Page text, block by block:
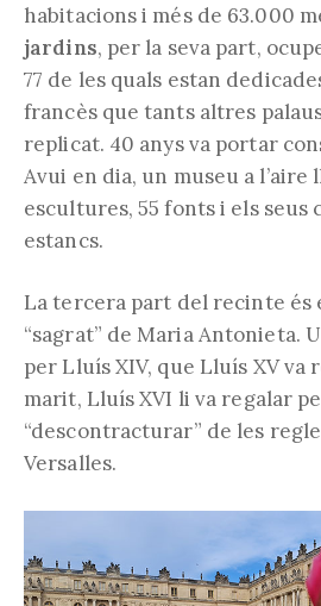
habitacions i més de 63.000
jardins, per la seva part,
77 de les quals estan
francès que tants altres
replicat. 40 anys va portar
Avui en dia, un museu a l’aire
escultures, 55 fonts i els seus
estancs.
La tercera part del recinte és
“sagrat” de Maria Antonieta.
per Lluís XIV, que Lluís XV va
marit, Lluís XVI li va regalar
“descontracturar” de les
Versalles.